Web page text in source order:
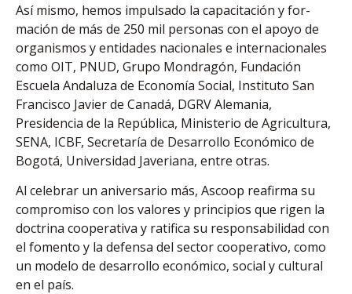
Así mismo, hemos impul­sado la capacitación y for­
mación de más de 250 mil personas con el apoyo de
organismos y entidades nacionales e internaciona­les
como OIT, PNUD, Gru­po Mondragón, Fundación
Escuela Andaluza de Eco­nomía Social, Instituto San
Francisco Javier de Canadá, DGRV Alemania,
Presidencia de la República, Ministerio de Agricultura,
SENA, ICBF, Secretaría de Desarrollo Eco­nómico de
Bogotá, Universi­dad Javeriana, entre otras.
Al celebrar un aniversa­rio más, Ascoop reafirma su
compromiso con los valores y principios que rigen la
doc­trina cooperativa y ratifica su responsabilidad con
el fomen­to y la defensa del sector coo­perativo, como
un modelo de desarrollo económico, social y cultural
en el país.